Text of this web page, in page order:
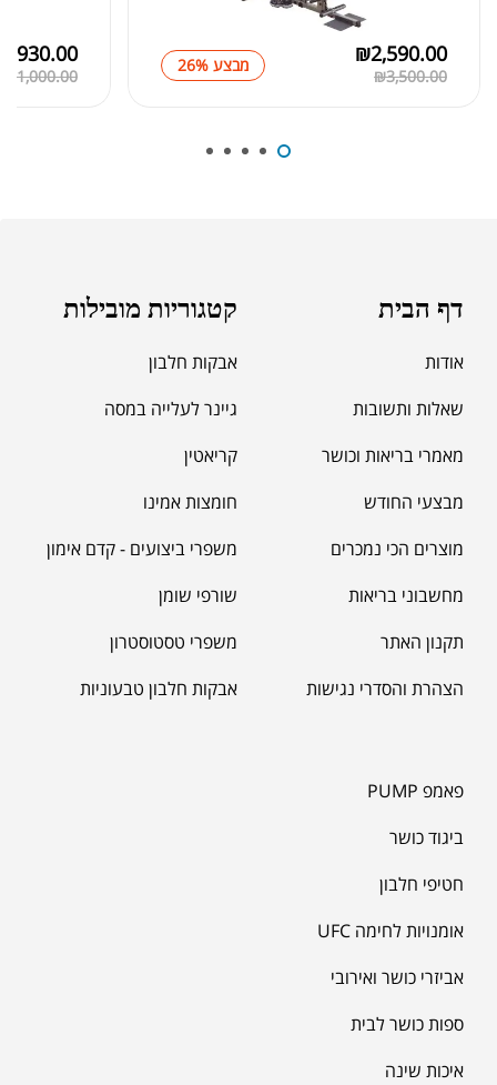
500.00
סרט מדידה מקצועי לגוף
מאקה שחורה | BLACK MACA
125.00
₪3,500.00
₪2,590.00 מבצע 26%
11,000.00
8,930.00
דף הבית
אודות
שאלות ותשובות
מאמרי בריאות וכושר
מבצעי החודש
מוצרים הכי נמכרים
מחשבוני בריאות
תקנון האתר
הצהרת והסדרי נגישות
קטגוריות מובילות
אבקות חלבון
גיינר לעלייה במסה
קריאטין
חומצות אמינו
משפרי ביצועים - קדם אימון
שורפי שומן
משפרי טסטוסטרון
אבקות חלבון טבעוניות
פאמפ PUMP
ביגוד כושר
חטיפי חלבון
אומנויות לחימה UFC
אביזרי כושר ואירובי
ספות כושר לבית
איכות שינה